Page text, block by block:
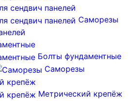
Саморезы
Болты фундаментные
Саморезы
Метрический крепёж